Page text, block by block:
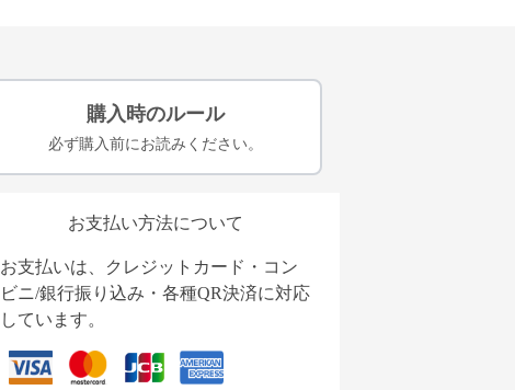
購入時のルール
必ず購入前にお読みください。
お支払い方法について
お支払いは、クレジットカード・コン
ビニ/銀行振り込み・各種QR決済に対応
しています。